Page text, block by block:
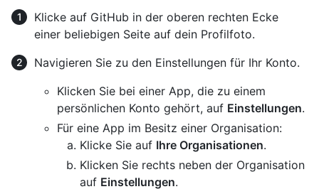
Klicke auf GitHub in der oberen rechten Ecke
einer beliebigen Seite auf dein Profilfoto.
Navigieren Sie zu den Einstellungen für Ihr Konto.
Klicken Sie bei einer App, die zu einem
persönlichen Konto gehört, auf Einstellungen.
Für eine App im Besitz einer Organisation:
Klicke Sie auf Ihre Organisationen.
Klicken Sie rechts neben der Organisation
auf Einstellungen.